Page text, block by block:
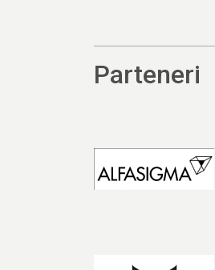
Parteneri